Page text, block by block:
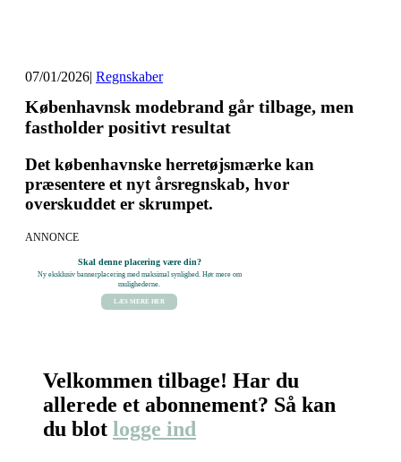
07/01/2026| Regnskaber
Københavnsk modebrand går tilbage, men
fastholder positivt resultat
Det københavnske herretøjsmærke kan
præsentere et nyt årsregnskab, hvor
overskuddet er skrumpet.
ANNONCE
Skal denne placering være din?
Ny eksklusiv bannerplacering med maksimal synlighed. Hør mere om
mulighederne.
LÆS MERE HER
Velkommen tilbage! Har du
allerede et abonnement? Så kan
du blot logge ind